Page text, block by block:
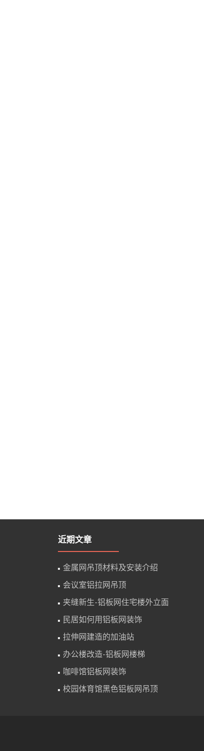
近期文章
金属网吊顶材料及安装介绍
会议室铝拉网吊顶
夹缝新生-铝板网住宅楼外立面
民居如何用铝板网装饰
拉伸网建造的加油站
办公楼改造-铝板网楼梯
咖啡馆铝板网装饰
校园体育馆黑色铝板网吊顶